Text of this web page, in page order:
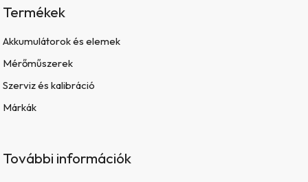
Termékek
Akkumulátorok és elemek
Mérőműszerek
Szerviz és kalibráció
Márkák
További információk